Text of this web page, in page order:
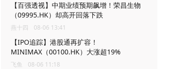
【百强透视】中期业绩预期飙增！荣昌生物
（09995.HK）却高开回落下跌
燕十四 08-06 13:41
【IPO追踪】港股通再扩容！
MINIMAX（00100.HK）大涨超19%
飞鱼 08-06 11:18